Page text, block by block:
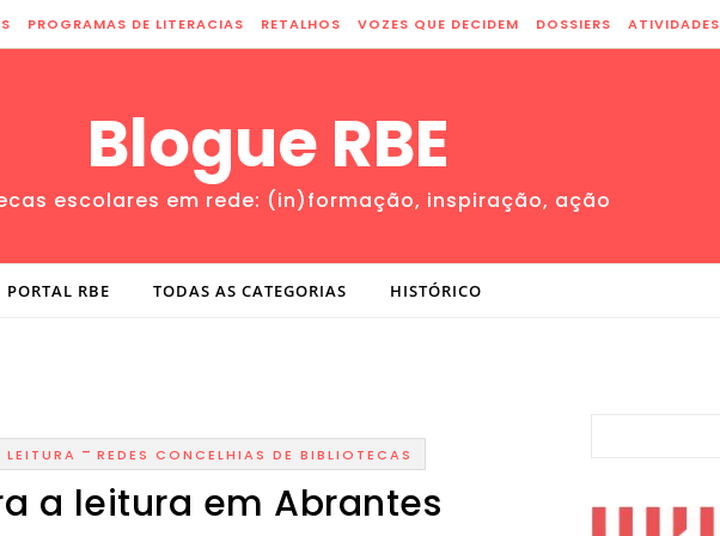
PROGRAMAS DE LITERACIAS RETALHOS VOZES QUE DECIDEM DOSSIERS ATIVIDADES
Blogue RBE
escolares em rede: (in)formação, inspiração, ação
PORTAL RBE TODAS AS CATEGORIAS HISTÓRICO
LEITURA - REDES CONCELHIAS DE BIBLIOTECAS
a leitura em Abrantes